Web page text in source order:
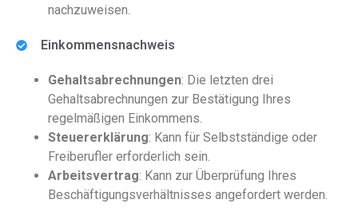
nachzuweisen.
Einkommensnachweis
Gehaltsabrechnungen: Die letzten drei
Gehaltsabrechnungen zur Bestätigung Ihres
regelmäßigen Einkommens.
Steuererklärung: Kann für Selbstständige oder
Freiberufler erforderlich sein.
Arbeitsvertrag: Kann zur Überprüfung Ihres
Beschäftigungsverhältnisses angefordert werden.